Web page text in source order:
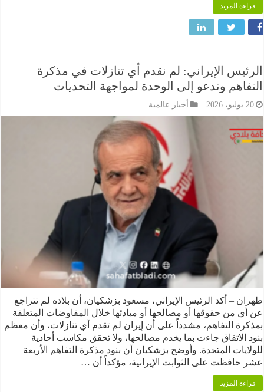
المزيد
الإيراني: لم نقدم أي تنازلات في مذكرة
وندعو إلى الوحدة لمواجهة التحديات
أخبار عالمية
– أكد الرئيس الإيراني، مسعود بزشكيان، أن بلاده لم تتراجع
حقوقها أو مصالحها أو مبادئها خلال المفاوضات المتعلقة
التفاهم، مشدداً على أن إيران لم تقدم أي تنازلات، وأن معظم
جاءت بما يخدم مصالحها، ولا تحقق مكاسب أحادية
المتحدة. وأوضح بزشكيان أن بنود مذكرة التفاهم الأربعة
على الثوابت الإيرانية، مؤكداً أن …
المزيد